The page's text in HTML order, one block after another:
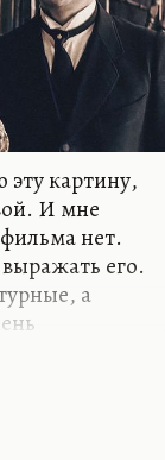
картину,
И мне
нет.
его.
а
и в
и в
этот